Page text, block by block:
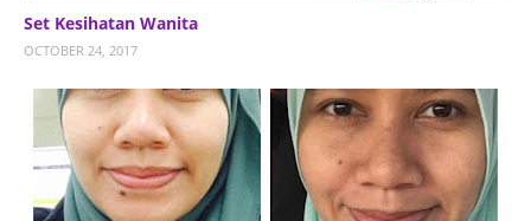
Set Kesihatan Wanita
OCTOBER 24, 2017